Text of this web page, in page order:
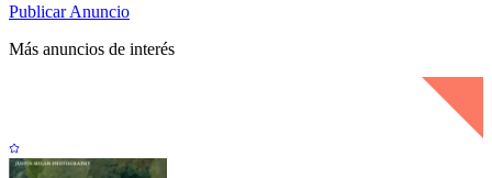
Publicar Anuncio
Más anuncios de interés